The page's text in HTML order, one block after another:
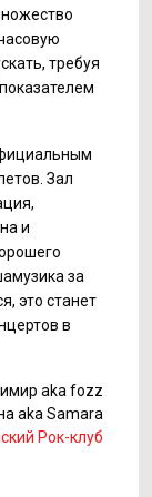
требуя
Зал
и
за
это станет
в
aka fozz
aka Samara
Рок-клуб